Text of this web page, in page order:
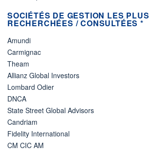
SOCIÉTÉS DE GESTION LES PLUS
RECHERCHÉES / CONSULTÉES *
Amundi
Carmignac
Theam
Allianz Global Investors
Lombard Odier
DNCA
State Street Global Advisors
Candriam
Fidelity International
CM CIC AM